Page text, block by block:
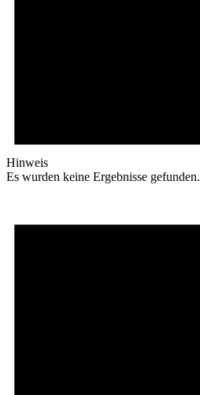
Hinweis
Es wurden keine Ergebnisse gefunden.